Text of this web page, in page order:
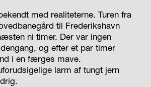
med realiteterne. Turen fra
til Frederikshavn
ni timer. Der var ingen
og efter et par timer
i en færges mave.
larm af tungt jern